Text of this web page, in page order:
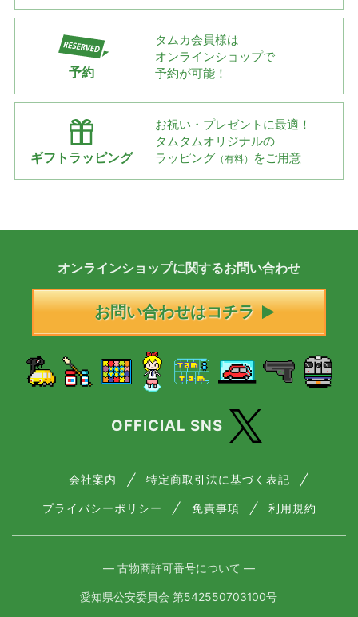
予約
タムカ会員様は
オンラインショップで
予約が可能！
ギフトラッピング
お祝い・プレゼントに最適！
タムタムオリジナルの
ラッピング （有料） をご用意
オンラインショップに関するお問い合わせ
お問い合わせはコチラ
OFFICIAL SNS
会社案内 特定商取引法に基づく表記
プライバシーポリシー 免責事項 利用規約
― 古物商許可番号について ―
愛知県公安委員会 第542550703100号